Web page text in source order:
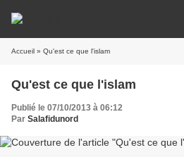
Accueil » Qu'est ce que l'islam
Qu'est ce que l'islam
Publié le 07/10/2013 à 06:12
Par Salafidunord